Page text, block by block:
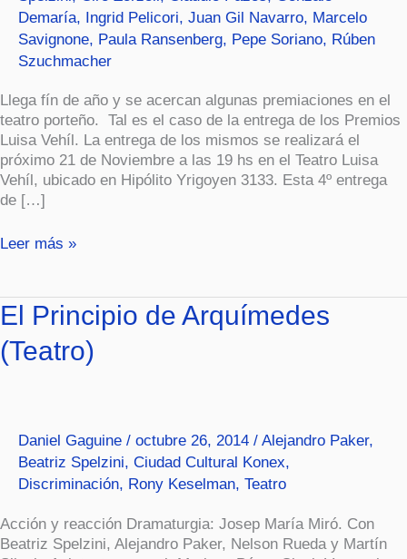
Demaría, Ingrid Pelicori, Juan Gil Navarro, Marcelo
Savignone, Paula Ransenberg, Pepe Soriano, Rúben
Szuchmacher
Llega fín de año y se acercan algunas premiaciones en el
teatro porteño. Tal es el caso de la entrega de los Premios
Luisa Vehíl. La entrega de los mismos se realizará el
próximo 21 de Noviembre a las 19 hs en el Teatro Luisa
Vehíl, ubicado en Hipólito Yrigoyen 3133. Esta 4º entrega
de […]
Leer más »
El Principio de Arquímedes
(Teatro)
Daniel Gaguine / octubre 26, 2014 / Alejandro Paker,
Beatriz Spelzini, Ciudad Cultural Konex,
Discriminación, Rony Keselman, Teatro
Acción y reacción Dramaturgia: Josep María Miró. Con
Beatriz Spelzini, Alejandro Paker, Nelson Rueda y Martín
El
Principio
de
Arquímedes